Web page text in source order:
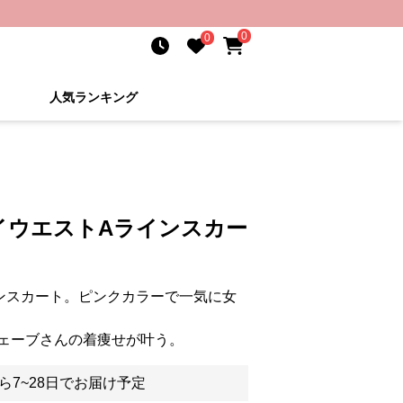
0 0
人気ランキング
ウエストAラインスカー
カート。ピンクカラーで一気に女
ーブさんの着痩せが叶う。
7~28日でお届け予定